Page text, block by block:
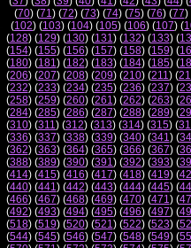
(70) (71) (72) (73) (74) (75) (76) (77)
(102) (103) (104) (105) (106) (107) (
(128) (129) (130) (131) (132) (133) (
(154) (155) (156) (157) (158) (159) (
(180) (181) (182) (183) (184) (185) (
(206) (207) (208) (209) (210) (211) (
(232) (233) (234) (235) (236) (237) (
(258) (259) (260) (261) (262) (263) (
(284) (285) (286) (287) (288) (289) (
(310) (311) (312) (313) (314) (315) (
(336) (337) (338) (339) (340) (341) (
(362) (363) (364) (365) (366) (367) (
(388) (389) (390) (391) (392) (393) (
(414) (415) (416) (417) (418) (419) (
(440) (441) (442) (443) (444) (445) (
(466) (467) (468) (469) (470) (471) (
(492) (493) (494) (495) (496) (497) (
(518) (519) (520) (521) (522) (523) (
(544) (545) (546) (547) (548) (549) (